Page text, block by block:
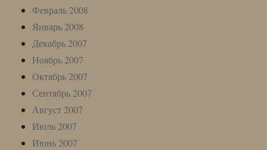
Февраль 2008
Январь 2008
Декабрь 2007
Ноябрь 2007
Октябрь 2007
Сентябрь 2007
Август 2007
Июль 2007
Июнь 2007